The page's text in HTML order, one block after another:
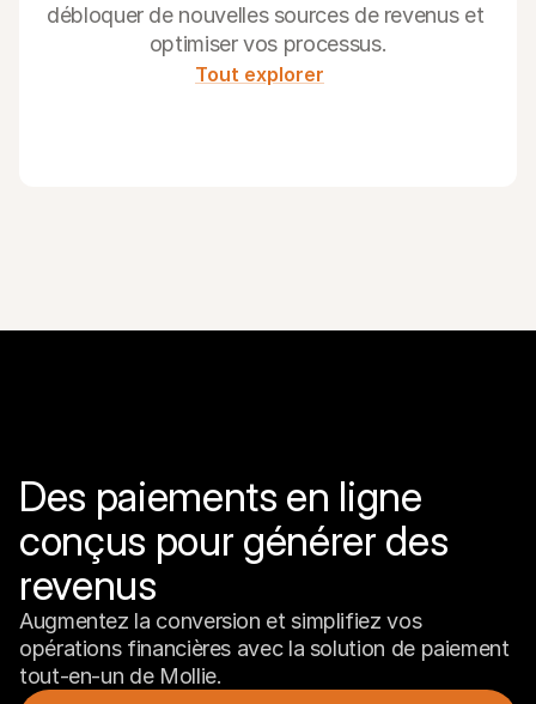
débloquer de nouvelles sources de revenus et
optimiser vos processus.
Tout explorer
Des paiements en ligne
conçus pour générer des
revenus
Augmentez la conversion et simplifiez vos
opérations financières avec la solution de paiement
tout-en-un de Mollie.